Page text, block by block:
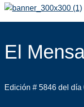
El
Edición # 5846 del día